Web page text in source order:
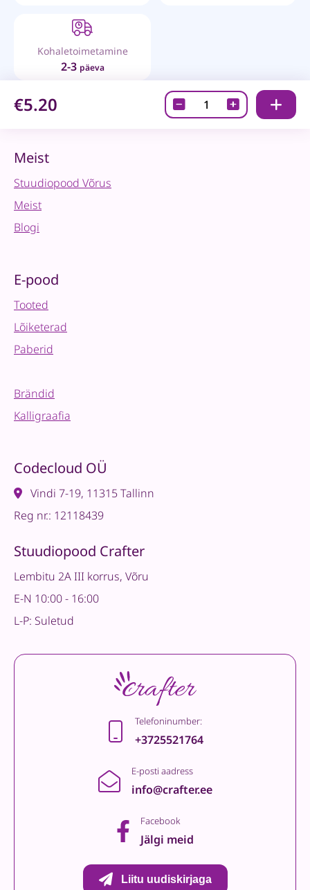
Kohaletoimetamine
2-3 päeva
€5.20
Templivärv
kuldne
Meist
Stuudiopood Võrus
Meist
Blogi
E-pood
Tooted
Lõiketerad
Paberid
Brändid
Kalligraafia
Codecloud OÜ
Vindi 7-19, 11315 Tallinn
Reg nr.: 12118439
Stuudiopood Crafter
Lembitu 2A III korrus, Võru
E-N 10:00 - 16:00
L-P: Suletud
Telefoninumber:
+3725521764
E-posti aadress
info@crafter.ee
Facebook
Jälgi meid
Liitu uudiskirjaga